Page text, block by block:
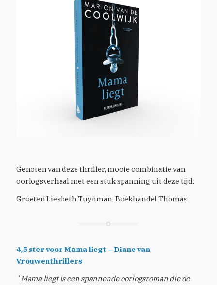
Genoten van deze thriller, mooie combinatie van
oorlogsverhaal met een stuk spanning uit deze tijd.
Groeten Liesbeth Tuynman, Boekhandel Thomas
4,5 ster voor Mama liegt – Diane van
Vrouwenthrillers
`Mama liegt is een spannende oorlogsroman die de